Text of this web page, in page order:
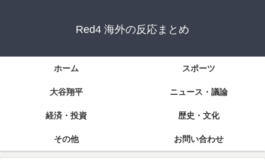
Red4 海外の反応まとめ
ホーム スポーツ
大谷翔平 ニュース・議論
経済・投資 歴史・文化
その他 お問い合わせ